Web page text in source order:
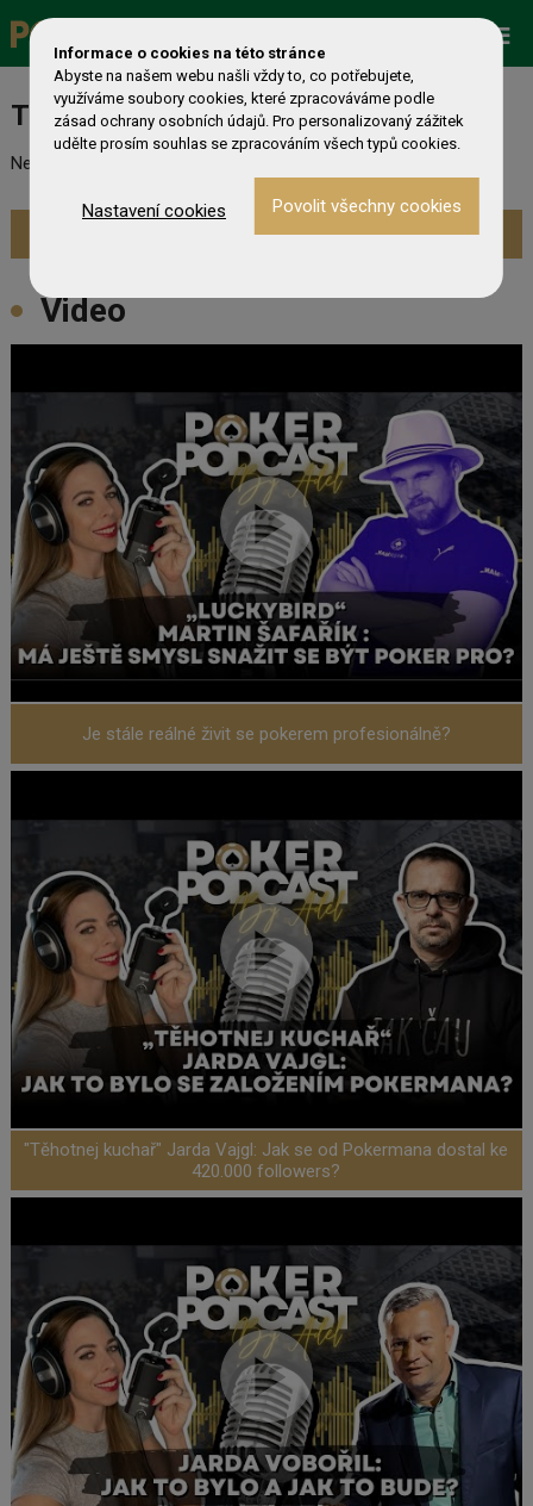
Zobrazit více »
Turnaj nebyl nalezen
Nebyl nalezen odpovídající turnaj. Prevděpodobně již skončil.
Zobrazit aktuální turnaje »
Video
Je stále reálné živit se pokerem profesionálně?
"Těhotnej kuchař" Jarda Vajgl: Jak se od Pokermana dostal ke
420.000 followers?
Informace o cookies na této stránce
Abyste na našem webu našli vždy to, co potřebujete,
využíváme soubory cookies, které zpracováváme podle
zásad ochrany osobních údajů. Pro personalizovaný zážitek
udělte prosím souhlas se zpracováním všech typů cookies.
Nastavení cookies